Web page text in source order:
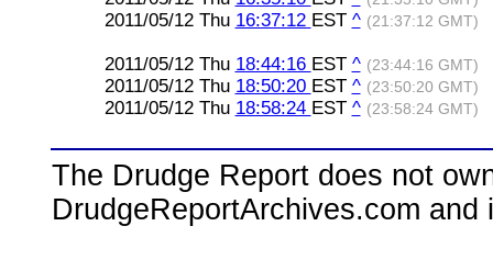
2011/05/12 Thu 16:37:12 EST ^ (21:37:12 GMT)
2011/05/12 Thu 18:44:16 EST ^ (23:44:16 GMT)
2011/05/12 Thu 18:50:20 EST ^ (23:50:20 GMT)
2011/05/12 Thu 18:58:24 EST ^ (23:58:24 GMT)
The Drudge Report does not
DrudgeReportArchives.com